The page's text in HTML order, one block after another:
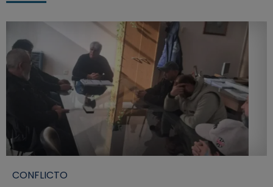
CONFLICTO